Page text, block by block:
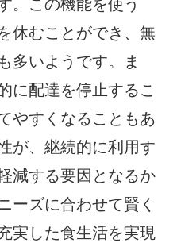
。この機能を使う
休むことができ、無
多いようです。ま
に配達を停止するこ
やすくなることもあ
が、継続的に利用す
減する要因となるか
ーズに合わせて賢く
実した食生活を実現